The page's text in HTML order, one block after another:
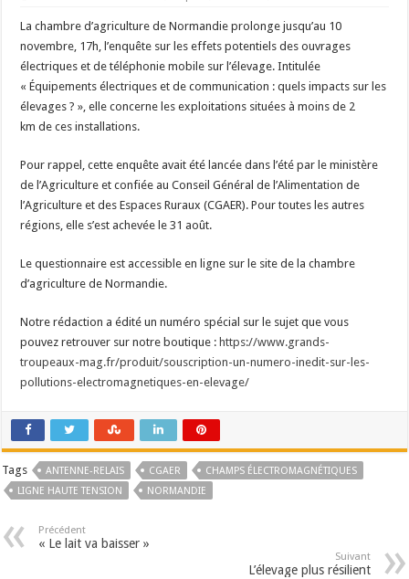
Un été fructueux pour Lactalis
La chambre d’agriculture de Normandie prolonge jusqu’au 10
novembre, 17h, l’enquête sur les effets potentiels des ouvrages
électriques et de téléphonie mobile sur l’élevage. Intitulée
« Équipements électriques et de communication : quels impacts sur les
élevages ? », elle concerne les exploitations situées à moins de 2
km de ces installations.
Pour rappel, cette enquête avait été lancée dans l’été par le ministère
de l’Agriculture et confiée au Conseil Général de l’Alimentation de
l’Agriculture et des Espaces Ruraux (CGAER). Pour toutes les autres
régions, elle s’est achevée le 31 août.
Le questionnaire est accessible en ligne sur le site de la chambre
d’agriculture de Normandie.
Notre rédaction a édité un numéro spécial sur le sujet que vous
pouvez retrouver sur notre boutique : https://www.grands-
troupeaux-mag.fr/produit/souscription-un-numero-inedit-sur-les-
pollutions-electromagnetiques-en-elevage/
Tags ANTENNE-RELAIS CGAER
CHAMPS ÉLECTROMAGNÉTIQUES
LIGNE HAUTE TENSION
NORMANDIE
Précédent
« Le lait va baisser »
Suivant
L’élevage plus résilient